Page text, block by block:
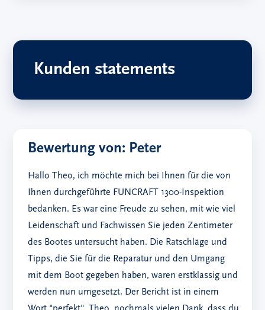
Kunden statements
Bewertung von: Peter
Hallo Theo, ich möchte mich bei Ihnen für die von
Ihnen durchgeführte FUNCRAFT 1300-Inspektion
bedanken. Es war eine Freude zu sehen, mit wie viel
Leidenschaft und Fachwissen Sie jeden Zentimeter
des Bootes untersucht haben. Die Ratschläge und
Tipps, die Sie für die Reparatur und den Umgang
mit dem Boot gegeben haben, waren erstklassig und
werden nun umgesetzt. Der Bericht ist in einem